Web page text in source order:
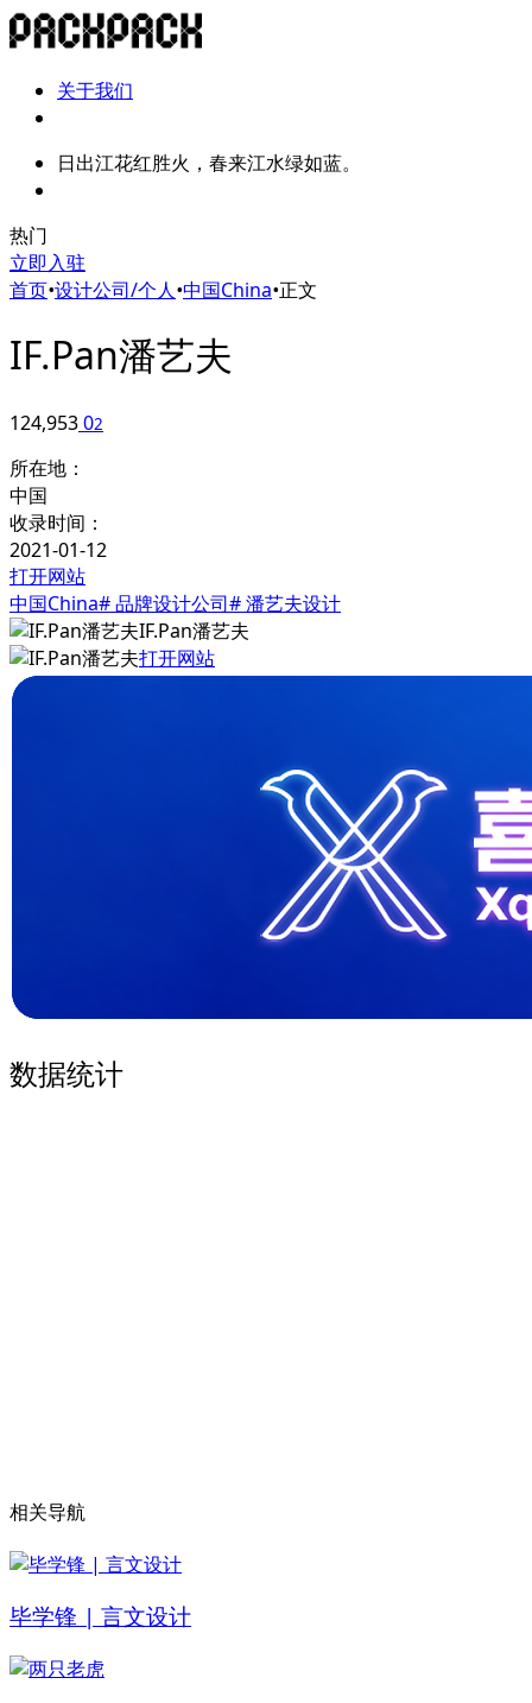
关于我们
日出江花红胜火，春来江水绿如蓝。
热门
立即入驻
首页•设计公司/个人•中国China•正文
IF.Pan潘艺夫
124,95302
所在地：
中国
收录时间：
2021-01-12
打开网站
中国China# 品牌设计公司# 潘艺夫设计
IF.Pan潘艺夫
打开网站
数据统计
相关导航
毕学锋 | 言文设计